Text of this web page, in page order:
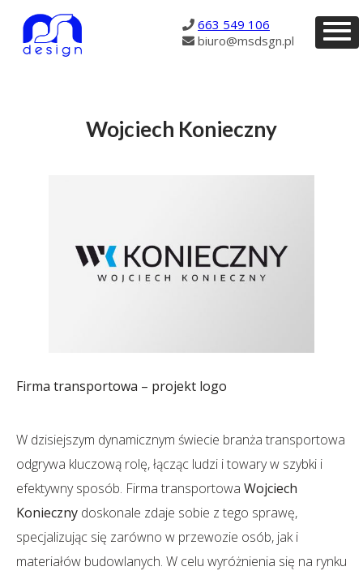
663 549 106
biuro@msdsgn.pl
Wojciech Konieczny
Firma transportowa – projekt logo
W dzisiejszym dynamicznym świecie branża transportowa
odgrywa kluczową rolę, łącząc ludzi i towary w szybki i
efektywny sposób. Firma transportowa Wojciech
Konieczny doskonale zdaje sobie z tego sprawę,
specjalizując się zarówno w przewozie osób, jak i
materiałów budowlanych. W celu wyróżnienia się na rynku